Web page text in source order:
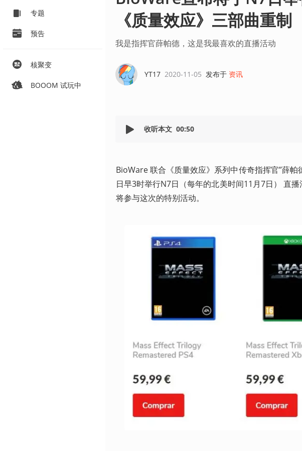
专题
预告
核聚变
BOOOM 试玩中
《质量效应》三部曲重制
我是指挥官薛帕德，这是我最喜欢的直播活动
YT17 2020-11-05 发布于 资讯
收听本文 00:50
BioWare 联合《质量效应》系列中传奇指挥官”薛
日早3时举行N7日（每年的北美时间11月7日） 直
将参与这次的特别活动。